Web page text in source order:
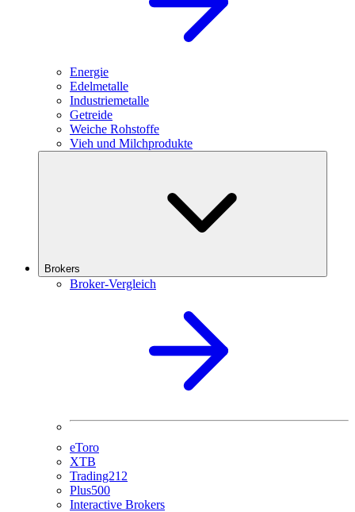
Energie
Edelmetalle
Industriemetalle
Getreide
Weiche Rohstoffe
Vieh und Milchprodukte
Brokers
Broker-Vergleich
eToro
XTB
Trading212
Plus500
Interactive Brokers